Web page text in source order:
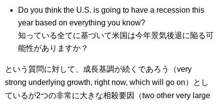
Do you think the U.S. is going to have a recession this
year based on everything you know?
知っている全てに基づいて米国は今年景気後退に陥る可
能性がありますか？
という質問に対して、成長基調が続くであろう（very
strong underlying growth, right now, which will go on）とし
ているが2つの非常に大きな相殺要因（two other very large